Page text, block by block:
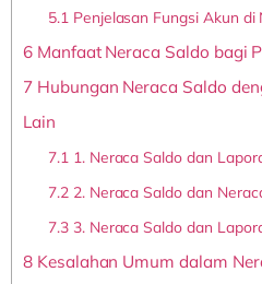
5.1 Penjelasan Fungsi Akun di
6Manfaat Neraca Saldo bagi
7Hubungan Neraca Saldo
Lain
7.1 1. Neraca Saldo dan
7.2 2. Neraca Saldo dan
7.33. Neraca Saldo dan
8Kesalahan Umum dalam